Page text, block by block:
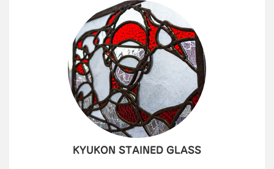
KYUKON STAINED GLASS